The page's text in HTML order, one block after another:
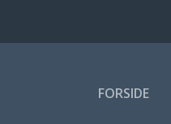
FORSIDE